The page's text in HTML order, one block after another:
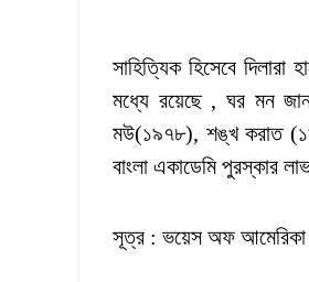
সাহিত্যিক হিসেবে
মধ্যে রয়েছে , ঘর মন
মউ(১৯৭৮), শঙ্খ করাত
বাংলা একাডেমি পুরস্কার
সূত্র : ভয়েস অফ আমেরিকা